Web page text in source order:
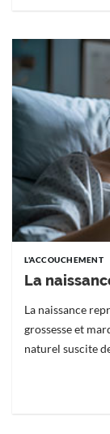
L'ACCOUCHEMENT
La
La naissance
grossesse et
naturel suscite